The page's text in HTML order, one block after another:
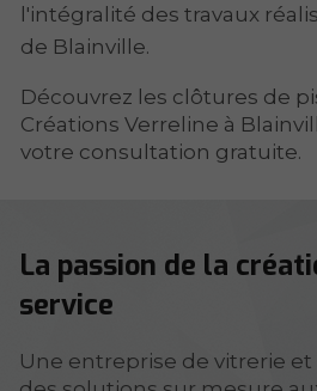
l'intégralité des travaux
de Blainville.
Découvrez les clôtures de
Créations Verreline à
votre consultation gratuite.
La passion de la
service
Une entreprise de vitrerie